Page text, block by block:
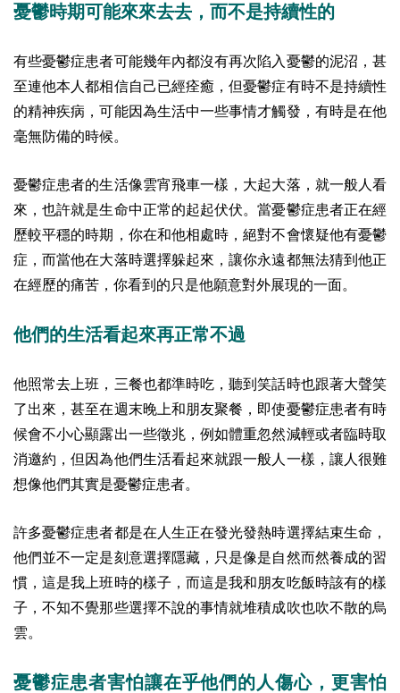
憂鬱時期可能來來去去，而不是持續性的
有些憂鬱症患者可能幾年內都沒有再次陷入憂鬱的泥沼，甚
至連他本人都相信自己已經痊癒，但憂鬱症有時不是持續性
的精神疾病，可能因為生活中一些事情才觸發，有時是在他
毫無防備的時候。
憂鬱症患者的生活像雲宵飛車一樣，大起大落，就一般人看
來，也許就是生命中正常的起起伏伏。當憂鬱症患者正在經
歷較平穩的時期，你在和他相處時，絕對不會懷疑他有憂鬱
症，而當他在大落時選擇躲起來，讓你永遠都無法猜到他正
在經歷的痛苦，你看到的只是他願意對外展現的一面。
他們的生活看起來再正常不過
他照常去上班，三餐也都準時吃，聽到笑話時也跟著大聲笑
了出來，甚至在週末晚上和朋友聚餐，即使憂鬱症患者有時
候會不小心顯露出一些徵兆，例如體重忽然減輕或者臨時取
消邀約，但因為他們生活看起來就跟一般人一樣，讓人很難
想像他們其實是憂鬱症患者。
許多憂鬱症患者都是在人生正在發光發熱時選擇結束生命，
他們並不一定是刻意選擇隱藏，只是像是自然而然養成的習
慣，這是我上班時的樣子，而這是我和朋友吃飯時該有的樣
子，不知不覺那些選擇不說的事情就堆積成吹也吹不散的烏
雲。
憂鬱症患者害怕讓在乎他們的人傷心，更害怕